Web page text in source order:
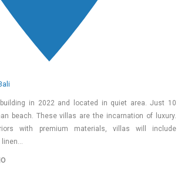
in 2022 and located in quiet area. Just 10
beach. These villas are the incarnation of luxury.
with premium materials, villas will include
linen…